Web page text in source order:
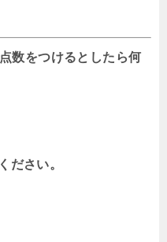
数をつけるとしたら何
ださい。